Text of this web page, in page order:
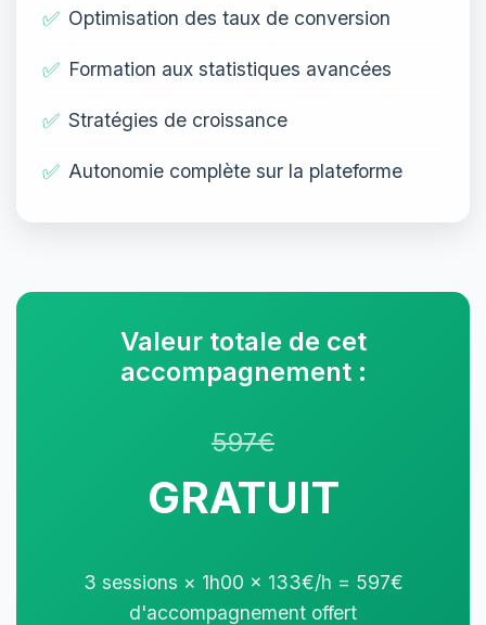
✅ Optimisation des taux de conversion
✅ Formation aux statistiques avancées
✅ Stratégies de croissance
✅ Autonomie complète sur la plateforme
Valeur totale de cet
accompagnement :
597€
GRATUIT
3 sessions × 1h00 × 133€/h = 597€
d'accompagnement offert